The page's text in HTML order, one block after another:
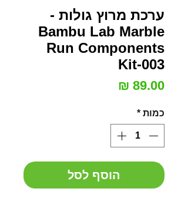
ערכת מרוץ גולות -
Bambu Lab Marble
Run Components
Kit-003
כמות *
הוסף לסל